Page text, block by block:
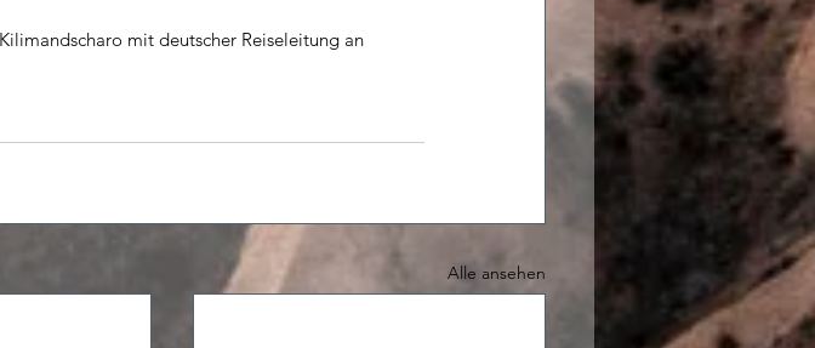
mit deutscher Reiseleitung an
Alle ansehen